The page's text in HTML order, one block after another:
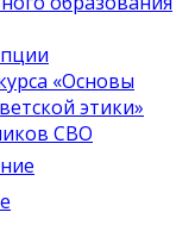
«Основы
этики»
СВО